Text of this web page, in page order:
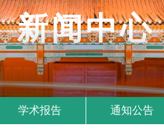
新闻中心
学术报告 通知公告